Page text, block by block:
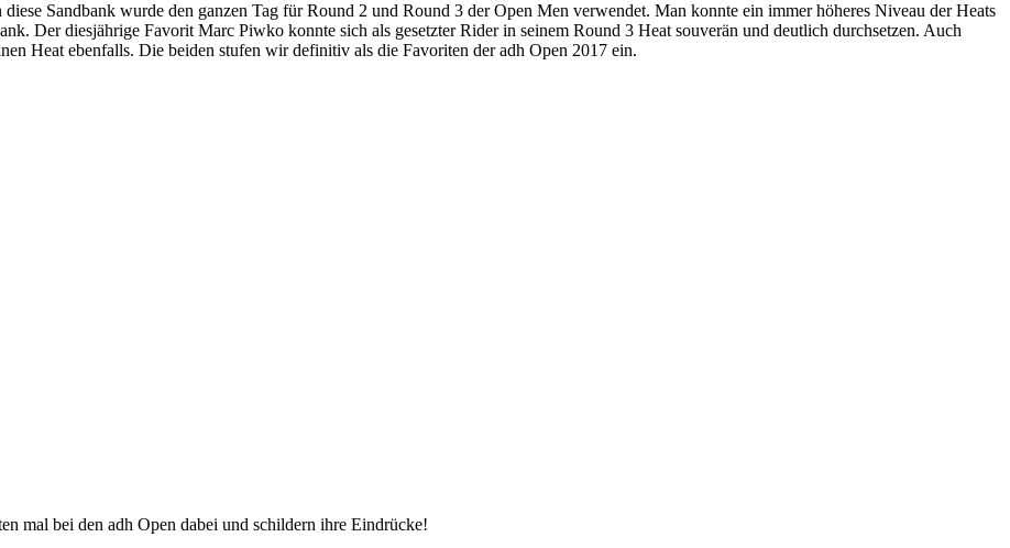
Sandbank wurde den ganzen Tag für Round 2 und Round 3 der Open Men verwendet. Man konnte ein immer höheres Niveau der Heats
Der diesjährige Favorit Marc Piwko konnte sich als gesetzter Rider in seinem Round 3 Heat souverän und deutlich durchsetzen. Auch
Heat ebenfalls. Die beiden stufen wir definitiv als die Favoriten der adh Open 2017 ein.
mal bei den adh Open dabei und schildern ihre Eindrücke!